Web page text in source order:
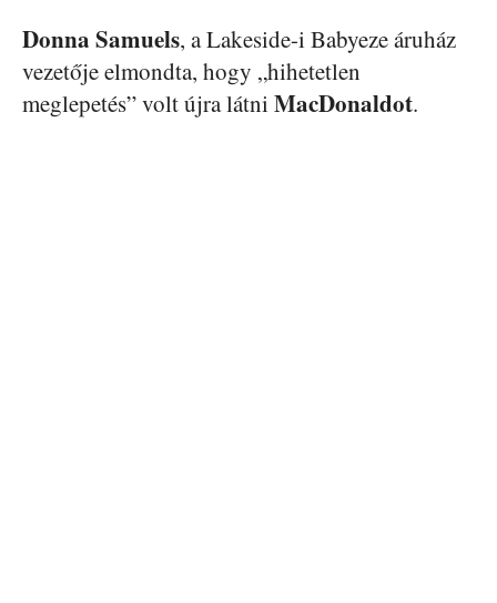
Donna Samuels, a Lakeside-i Babyeze áruház
vezetője elmondta, hogy „hihetetlen
meglepetés” volt újra látni MacDonaldot.